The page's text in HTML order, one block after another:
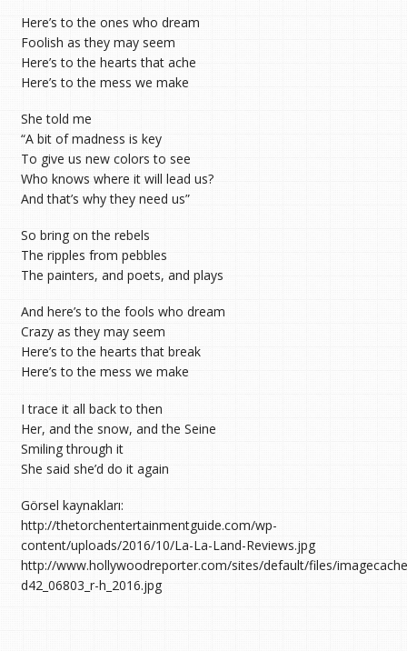
Here’s to the ones who dream
Foolish as they may seem
Here’s to the hearts that ache
Here’s to the mess we make
She told me
“A bit of madness is key
To give us new colors to see
Who knows where it will lead us?
And that’s why they need us”
So bring on the rebels
The ripples from pebbles
The painters, and poets, and plays
And here’s to the fools who dream
Crazy as they may seem
Here’s to the hearts that break
Here’s to the mess we make
I trace it all back to then
Her, and the snow, and the Seine
Smiling through it
She said she’d do it again
Görsel kaynakları:
http://thetorchentertainmentguide.com/wp-
content/uploads/2016/10/La-La-Land-Reviews.jpg
http://www.hollywoodreporter.com/sites/default/files/
d42_06803_r-h_2016.jpg